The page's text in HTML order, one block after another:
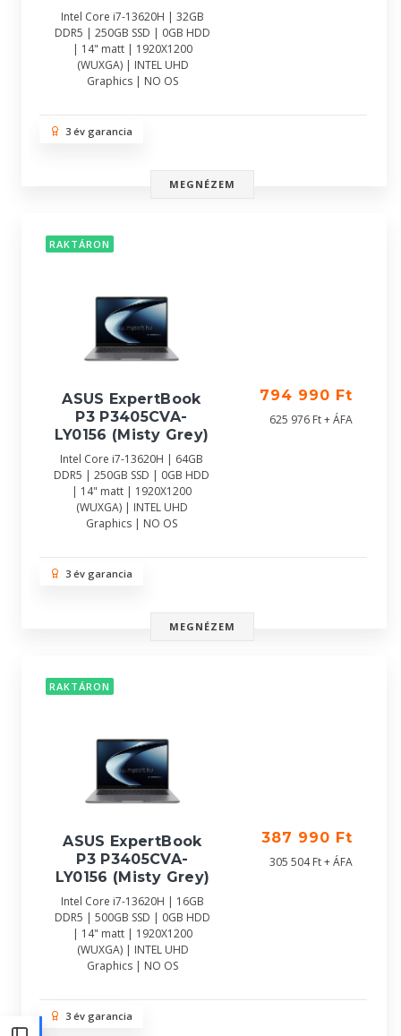
Intel Core i7-13620H | 32GB
DDR5 | 250GB SSD | 0GB HDD
| 14" matt | 1920X1200
(WUXGA) | INTEL UHD
Graphics | NO OS
3 év garancia
MEGNÉZEM
RAKTÁRON
ASUS ExpertBook
P3 P3405CVA-
LY0156 (Misty Grey)
Intel Core i7-13620H | 64GB
DDR5 | 250GB SSD | 0GB HDD
| 14" matt | 1920X1200
(WUXGA) | INTEL UHD
Graphics | NO OS
794 990 Ft
625 976 Ft + ÁFA
3 év garancia
MEGNÉZEM
RAKTÁRON
ASUS ExpertBook
P3 P3405CVA-
LY0156 (Misty Grey)
Intel Core i7-13620H | 16GB
DDR5 | 500GB SSD | 0GB HDD
| 14" matt | 1920X1200
(WUXGA) | INTEL UHD
Graphics | NO OS
387 990 Ft
305 504 Ft + ÁFA
3 év garancia